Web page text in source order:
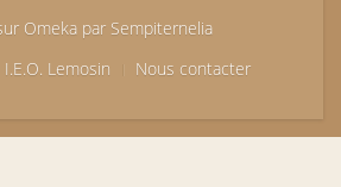
Omeka par Sempiternelia
Lemosin
Nous contacter